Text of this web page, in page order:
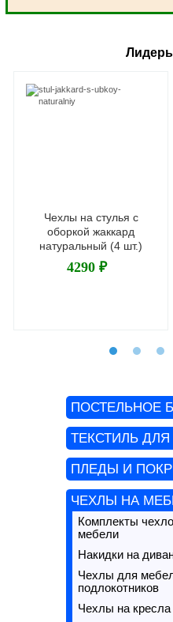
ПОСТЕЛЬНОЕ
ТЕКСТИЛЬ
ПЛЕДЫ И
ЧЕХЛЫ НА
Комплекты
мебели
Накидки на
Чехлы для
подлокотников
Чехлы на кресла
Чехлы на стулья с
оборкой жаккард
натуральный (4 шт.)
4290 ₽